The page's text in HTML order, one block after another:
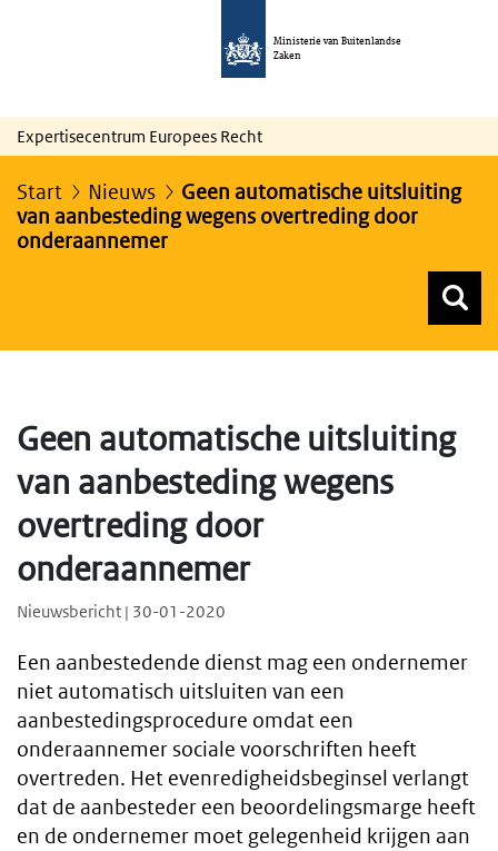
Ministerie van Buitenlandse
Zaken
Expertisecentrum Europees Recht
Start Nieuws
Geen automatische uitsluiting
van aanbesteding wegens overtreding door
onderaannemer
Geen automatische uitsluiting
van aanbesteding wegens
overtreding door
onderaannemer
Nieuwsbericht | 30-01-2020
Een aanbestedende dienst mag een ondernemer
niet automatisch uitsluiten van een
aanbestedingsprocedure omdat een
onderaannemer sociale voorschriften heeft
overtreden. Het evenredigheidsbeginsel verlangt
dat de aanbesteder een beoordelingsmarge heeft
en de ondernemer moet gelegenheid krijgen aan